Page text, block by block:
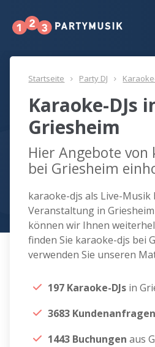
Startseite Party DJ
Karaoke-DJs
Griesheim
Hier Angebote von
bei Griesheim
karaoke-djs als Live-Musik
Veranstaltung in
können wir Ihnen
finden Sie karaoke-djs bei
verwenden Sie unseren
197 Karaoke-DJs in
3683 Kundenanfragen
1443 Buchungen aus